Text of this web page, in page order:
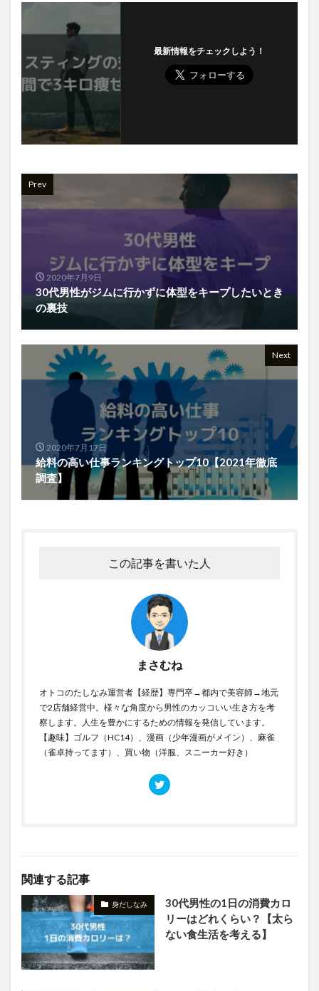
最新情報をチェックしよう！
Prev
2020年7月9日
30代男性がジムに行かずに体型をキープしたいとき
の裏技
Next
2020年7月17日
給料の高い仕事ランキングトップ10【2021年徹底
調査】
この記事を書いた人
まさむね
オトコのたしなみ運営者【経歴】専門卒→都内で美容師→地元
で2店舗経営中。様々な角度から男性のカッコいい生き方を考
察します。人生を豊かにするための情報を発信しています。
【趣味】ゴルフ（HC14）、漫画（少年漫画がメイン）、麻雀
（雀卓持ってます）、買い物（洋服、スニーカー好き）
関連する記事
身だしなみ
30代男性の1日の消費カロ
リーはどれくらい？【太ら
ない食生活を考える】